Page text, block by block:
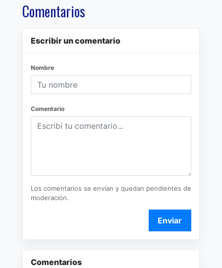
Comentarios
Escribir un comentario
Nombre
Comentario
Los comentarios se envían y quedan pendientes de
moderación.
Enviar
Comentarios